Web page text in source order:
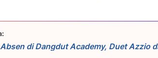
di Dangdut Academy, Duet Azzio